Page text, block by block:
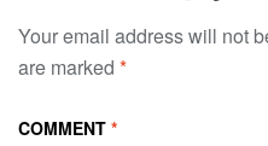
Your email address will not
are marked *
COMMENT *